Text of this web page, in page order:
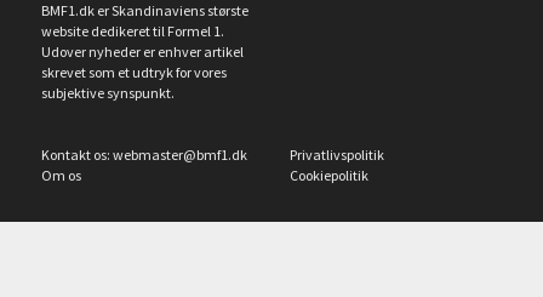
BMF1.dk er Skandinaviens største
website dedikeret til Formel 1.
Udover nyheder er enhver artikel
skrevet som et udtryk for vores
subjektive synspunkt.
Kontakt os: webmaster@bmf1.dk
Om os
Privatlivspolitik
Cookiepolitik